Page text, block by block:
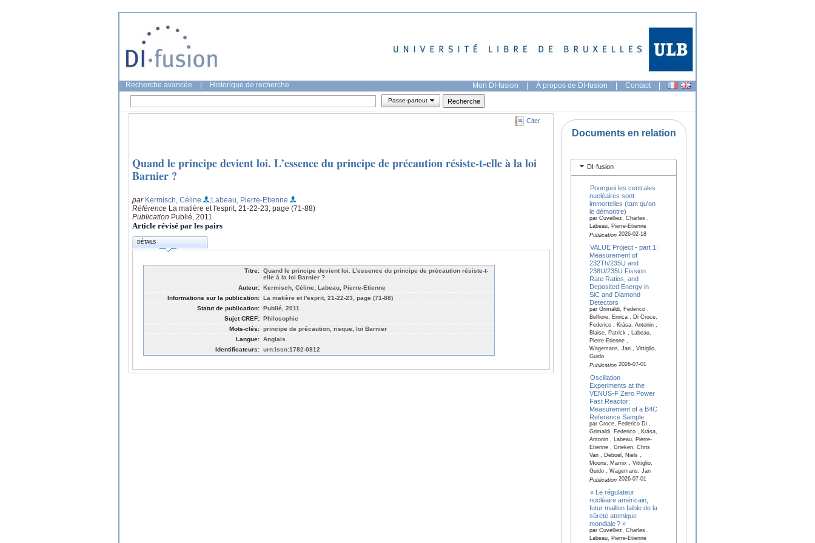
Recherche avancée Historique de recherche Mon DI-fusion | À propos de DI-fusion | Contact |
Passe-partout
Citer
Quand le principe devient loi. L’essence du principe de précaution résiste-t-elle à la loi
Barnier ?
par Kermisch, Céline
;Labeau, Pierre-Etienne
Référence La matière et l'esprit, 21-22-23, page (71-88)
Publication Publié, 2011
Article révisé par les pairs
DÉTAILS
Titre: Quand le principe devient loi. L’essence du principe de précaution résiste-t-
elle à la loi Barnier ?
Auteur: Kermisch, Céline; Labeau, Pierre-Etienne
Informations sur la publication: La matière et l'esprit, 21-22-23, page (71-88)
Statut de publication: Publié, 2011
Sujet CREF: Philosophie
Mots-clés: principe de précaution, risque, loi Barnier
Langue: Anglais
Identificateurs: urn:issn:1782-0812
Documents en relation
DI-fusion
Pourquoi les centrales
nucléaires sont
immortelles (tant qu'on
le démontre)
par Cuvelliez, Charles ,
Labeau, Pierre-Etienne
Publication2026-02-18
VALUE Project - part 1:
Measurement of
232Th/235U and
238U/235U Fission
Rate Ratios, and
Deposited Energy in
SiC and Diamond
Detectors
par Grimaldi, Federico ,
Belfiore, Enrica , Di Croce,
Federico , Krása, Antonin ,
Blaise, Patrick , Labeau,
Pierre-Etienne ,
Wagemans, Jan , Vittiglio,
Guido
Publication2026-07-01
Oscillation
Experiments at the
VENUS-F Zero Power
Fast Reactor:
Measurement of a B4C
Reference Sample
par Croce, Federico Di ,
Grimaldi, Federico , Krása,
Antonin , Labeau, Pierre-
Etienne , Grieken, Chris
Van , Deboel, Niels ,
Moons, Marnix , Vittiglio,
Guido , Wagemans, Jan
Publication2026-07-01
« Le régulateur
nucléaire américain,
futur maillon faible de la
sûreté atomique
mondiale ? »
par Cuvelliez, Charles ,
Labeau, Pierre-Etienne